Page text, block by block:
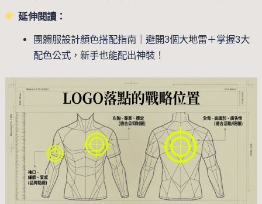
延伸閱讀：
團體服設計顏色搭配指南｜避開3個大地雷＋掌握3大
配色公式，新手也能配出神裝！